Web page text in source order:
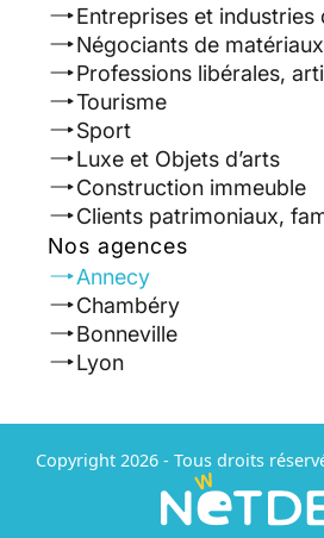
Entreprises et industries
Négociants de matériaux
Professions libérales,
Tourisme
Sport
Luxe et Objets d’arts
Construction immeuble
Clients patrimoniaux,
Nos agences
Annecy
Chambéry
Bonneville
Lyon
Copyright 2026 - Tous droits